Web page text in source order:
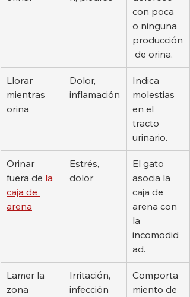
con poca
o ninguna
producción
de orina.
Llorar
mientras
orina
Dolor,
inflamación
Indica
molestias
en el
tracto
urinario.
Orinar
fuera de la
caja de
arena
Estrés,
dolor
El gato
asocia la
caja de
arena con
la
incomodid
ad.
Lamer la
zona
Irritación,
infección
Comporta
miento de